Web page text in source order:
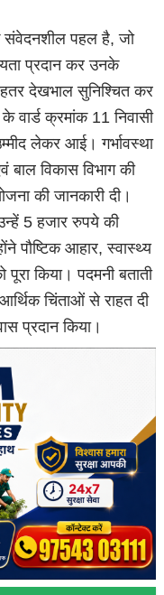
संवेदनशील पहल है, जो
प्रदान कर उनके
देखभाल सुनिश्चित कर
वार्ड क्रमांक 11 निवासी
लेकर आई। गर्भावस्था
बाल विकास विभाग की
की जानकारी दी।
5 हजार रुपये की
पौष्टिक आहार, स्वास्थ्य
किया। पदमनी बताती
चिंताओं से राहत दी
प्रदान किया।